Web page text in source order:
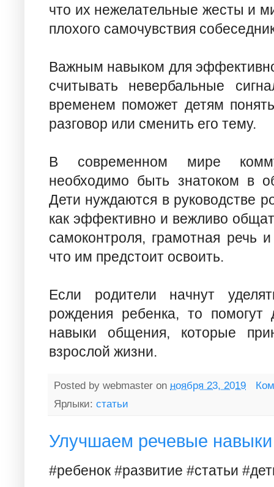
что их нежелательные жесты и
плохого самочувствия
Важным навыком для
считывать невербальные
временем поможет детям
разговор или сменить его тему.
В современном мире
необходимо быть знатоком в
Дети нуждаются в руководстве
как эффективно и вежливо
самоконтроля, грамотная речь
что им предстоит освоить.
Если родители начнут
рождения ребенка, то помогут
навыки общения, которые
взрослой жизни.
Posted by webmaster on ноября 23, 2019
Ярлыки: статьи
Улучшаем речевые
#ребенок #развитие #статьи